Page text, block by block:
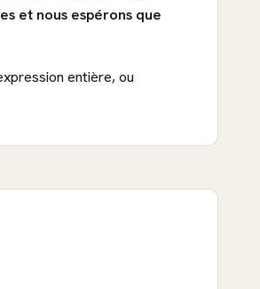
et nous espérons que
entière, ou